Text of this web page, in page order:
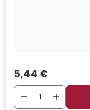
Verkaufspreis
5,44 €